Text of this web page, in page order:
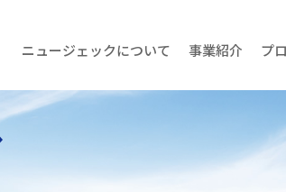
ニュージェックについて 事業紹介 プ